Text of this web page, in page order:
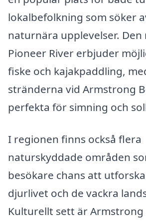
lokalbefolkning som söker
naturnära upplevelser.
Pioneer River erbjuder
fiske och kajakpaddling,
stränderna vid Armstrong
perfekta för simning och
I regionen finns också flera
naturskyddade områden
besökare chans att
djurlivet och de vackra
Kulturellt sett är Armstrong